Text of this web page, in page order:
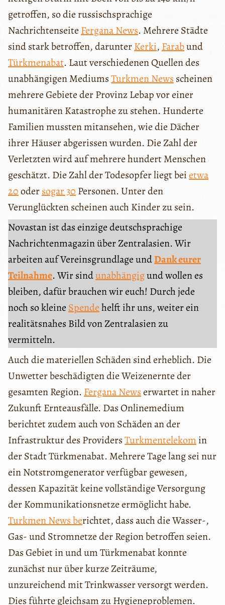
getroffen, so die russischsprachige
Nachrichtenseite Fergana News. Mehrere Städte
sind stark betroffen, darunterKerki, Farabund
Türkmenabat. Laut verschiedenen Quellen des
unabhängigen MediumsTurkmen News scheinen
mehrere Gebiete der Provinz Lebap vor einer
humanitären Katastrophe zu stehen. Hunderte
Familien mussten mitansehen, wie die Dächer
ihrer Häuser abgerissen wurden. Die Zahl der
Verletzten wird auf mehrere hundert Menschen
geschätzt. Die Zahl der Todesopfer liegt beietwa
20odersogar 30 Personen. Unter den
Verunglückten scheinen auch Kinder zu sein.
Novastan ist das einzige deutschsprachige
Nachrichtenmagazin über Zentralasien. Wir
arbeiten auf Vereinsgrundlage undDank eurer
Teilnahme. Wir sindunabhängigund wollen es
bleiben, dafür brauchen wir euch! Durch jede
noch so kleine Spendehelft ihr uns, weiter ein
realitätsnahes Bild von Zentralasien zu
vermitteln.
Auch die materiellen Schäden sind erheblich. Die
Unwetter beschädigten die Weizenernte der
gesamten Region. Fergana Newserwartet in naher
Zukunft Ernteausfälle. Das Onlinemedium
berichtet zudem auch von Schäden an der
Infrastruktur des ProvidersTurkmentelekom in
der Stadt Türkmenabat. Mehrere Tage lang sei nur
ein Notstromgenerator verfügbar gewesen,
dessen Kapazität keine vollständige Versorgung
der Kommunikationsnetze ermöglicht habe.
Turkmen News berichtet, dass auch die Wasser-,
Gas- und Stromnetze der Region betroffen seien.
Das Gebiet in und um Türkmenabat konnte
zunächst nur über kurze Zeiträume,
unzureichend mit Trinkwasser versorgt werden.
Dies führte gleichsam zu Hygieneproblemen.